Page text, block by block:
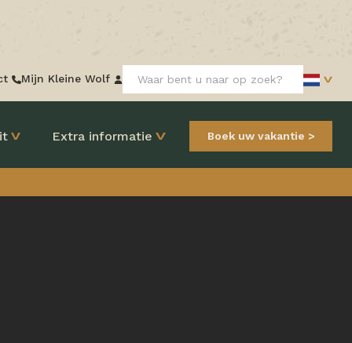
Mijn Kleine Wolf
Extra informatie Boek uw vakantie